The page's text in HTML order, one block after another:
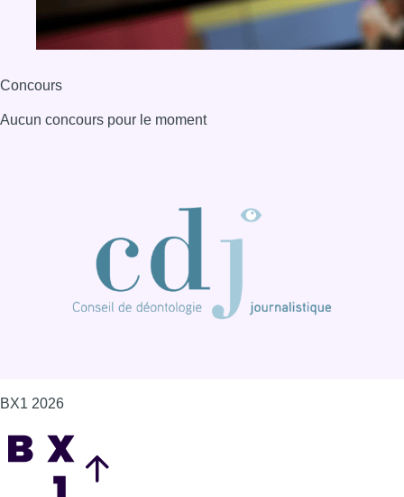
Concours
Aucun concours pour le moment
BX1 2026